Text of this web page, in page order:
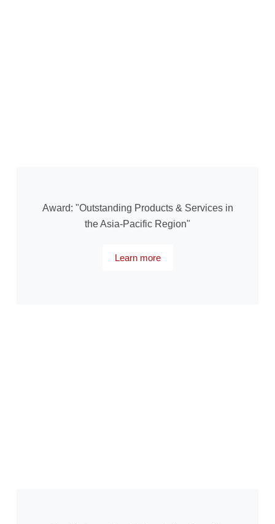
Award: "Outstanding Products & Services in
the Asia-Pacific Region"
Learn more